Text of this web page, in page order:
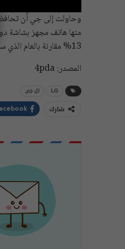
وحاولت إلى جي أن تحافظ
منها هاتف مجهز بشاشة
13% مقارنة بالعام الذي سبقة، وبشكل عام كانت مبيعاتها لهذه الأجهزة قد انخفضت بمعدل ملحوظ في السنوات الأخيرة.
المصدر: 4pda
LG ال جي
شارك